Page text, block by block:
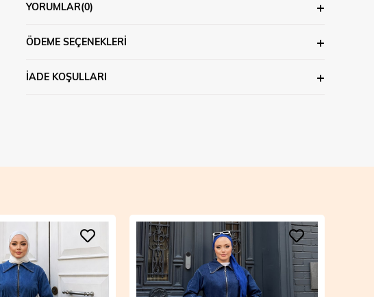
YORUMLAR(0)
ÖDEME SEÇENEKLERI
İADE KOŞULLARI